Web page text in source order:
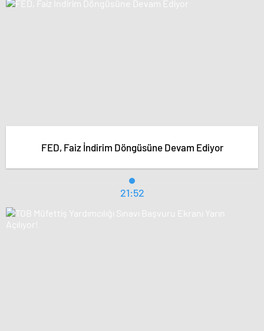
FED, Faiz İndirim Döngüsüne Devam Ediyor
21:52